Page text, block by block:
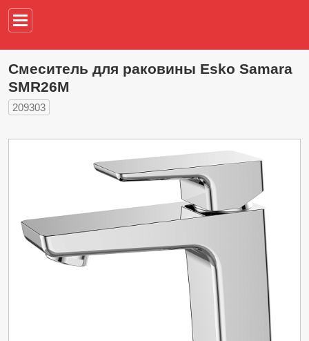
Смеситель для раковины Esko Samara
SMR26M
209303